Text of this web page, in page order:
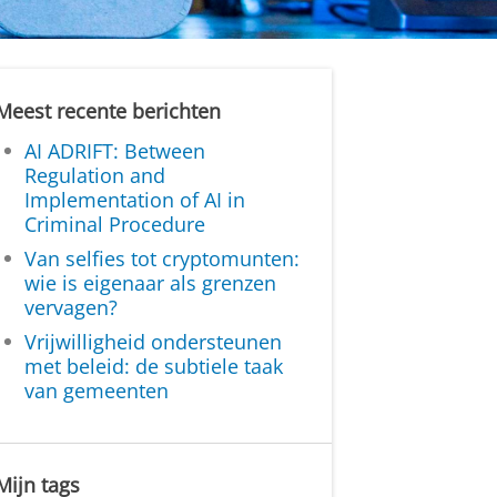
recente berichten
AI ADRIFT: Between
Regulation and
Implementation of AI in
Criminal Procedure
Van selfies tot cryptomunten:
wie is eigenaar als grenzen
vervagen?
Vrijwilligheid ondersteunen
met beleid: de subtiele taak
van gemeenten
tags